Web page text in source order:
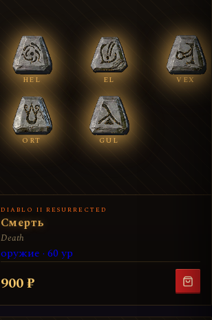
HEL EL VEX
ORT GUL
DIABLO II RESURRECTED
Смерть
Death
оружие · 60 ур
900 ₽